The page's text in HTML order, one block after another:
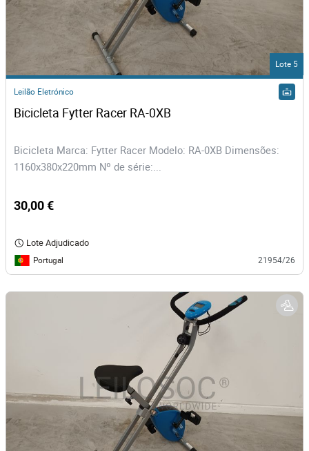
Lote 5
Leilão Eletrónico
Bicicleta Fytter Racer RA-0XB
Bicicleta Marca: Fytter Racer Modelo: RA-0XB Dimensões:
1160x380x220mm Nº de série:...
30,00 €
Lote Adjudicado
Portugal 21954/26